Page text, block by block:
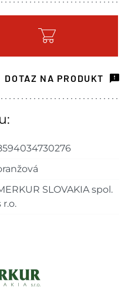
7 ks
do 7 dnů
DOTAZ NA PRODUKT
SLOVAKIA spol.
r.o.